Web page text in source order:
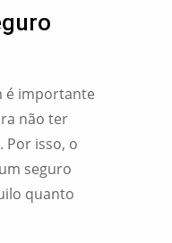
é importante
não ter
Por isso, o
seguro
quanto